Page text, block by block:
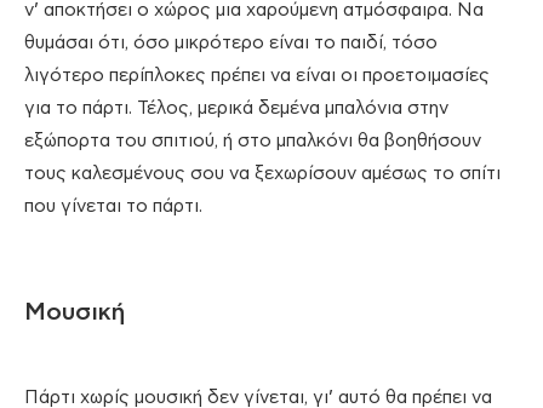
ν’ αποκτήσει ο χώρος μια χαρούμενη ατμόσφαιρα. Να
θυμάσαι ότι, όσο μικρότερο είναι το παιδί, τόσο
λιγότερο περίπλοκες πρέπει να είναι οι προετοιμασίες
για το πάρτι. Τέλος, μερικά δεμένα μπαλόνια στην
εξώπορτα του σπιτιού, ή στο μπαλκόνι θα βοηθήσουν
τους καλεσμένους σου να ξεχωρίσουν αμέσως το σπίτι
που γίνεται το πάρτι.
Μουσική
Πάρτι χωρίς μουσική δεν γίνεται, γι’ αυτό θα πρέπει να